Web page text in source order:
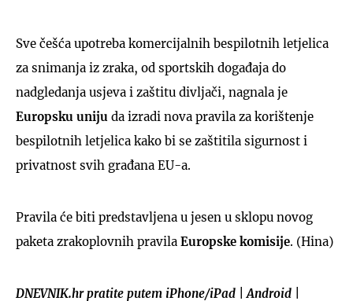
Sve češća upotreba komercijalnih bespilotnih letjelica
za snimanja iz zraka, od sportskih događaja do
nadgledanja usjeva i zaštitu divljači, nagnala je
Europsku uniju da izradi nova pravila za korištenje
bespilotnih letjelica kako bi se zaštitila sigurnost i
privatnost svih građana EU-a.
Pravila će biti predstavljena u jesen u sklopu novog
paketa zrakoplovnih pravila Europske komisije. (Hina)
DNEVNIK.hr pratite putem iPhone/iPad Android